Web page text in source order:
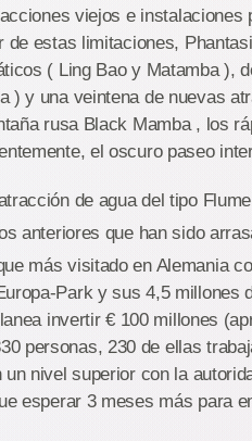
viejos e
de estas limitaciones,
( Ling Bao y Matamba ),
) y una veintena de nuevas
rusa Black Mamba , los
el oscuro paseo
de agua del tipo
anteriores que han sido
más visitado en Alemania
Park y sus 4,5 millones
invertir € 100 millones
personas, 230 de ellas
un nivel superior con la
esperar 3 meses más para